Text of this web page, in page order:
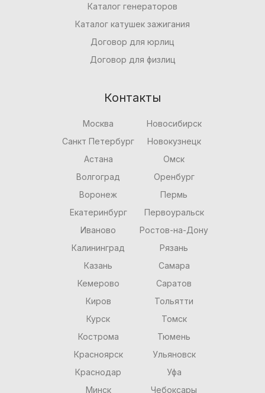
Каталог генераторов
Каталог катушек зажигания
Договор для юрлиц
Договор для физлиц
Контакты
Москва
Санкт Петербург
Астана
Волгоград
Воронеж
Екатеринбург
Иваново
Калининград
Казань
Кемерово
Киров
Курск
Кострома
Красноярск
Краснодар
Минск
Новосибирск
Новокузнецк
Омск
Оренбург
Пермь
Первоуральск
Ростов-на-Дону
Рязань
Самара
Саратов
Тольятти
Томск
Тюмень
Ульяновск
Уфа
Чебоксары